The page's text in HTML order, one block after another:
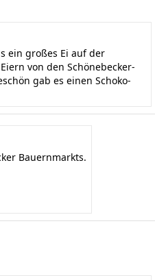
ein großes Ei auf der
von den Schönebecker-
gab es einen Schoko-
Bauernmarkts.